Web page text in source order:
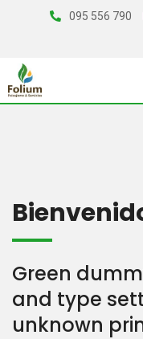
095 556 790
Green
and type
unknown